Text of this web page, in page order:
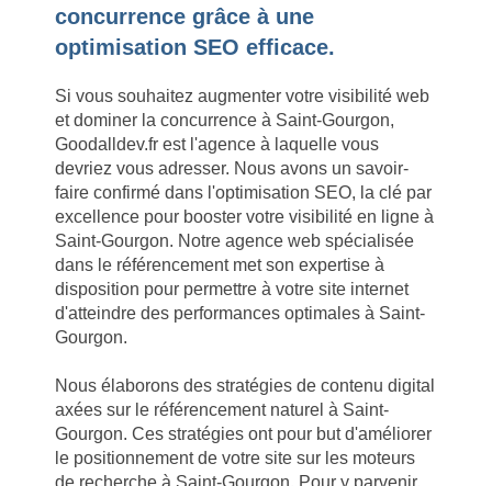
concurrence grâce à une
optimisation SEO efficace.
Si vous souhaitez augmenter votre visibilité web
et dominer la concurrence à Saint-Gourgon,
Goodalldev.fr est l'agence à laquelle vous
devriez vous adresser. Nous avons un savoir-
faire confirmé dans l'optimisation SEO, la clé par
excellence pour booster votre visibilité en ligne à
Saint-Gourgon. Notre agence web spécialisée
dans le référencement met son expertise à
disposition pour permettre à votre site internet
d'atteindre des performances optimales à Saint-
Gourgon.
Nous élaborons des stratégies de contenu digital
axées sur le référencement naturel à Saint-
Gourgon. Ces stratégies ont pour but d'améliorer
le positionnement de votre site sur les moteurs